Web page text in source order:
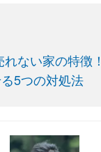
れない家の特徴
5つの対処法